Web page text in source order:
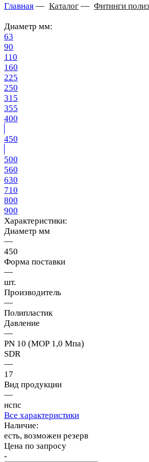
Главная — Каталог— Фитинги
Диаметр мм:
63
90
110
160
225
250
315
355
400
450
500
560
630
710
800
900
Характеристики:
Диаметр мм
—
450
Форма поставки
—
шт.
Производитель
—
Полипластик
Давление
—
PN 10 (МОР 1,0 Мпа)
SDR
—
17
Вид продукции
—
нспс
Все характеристики
Наличие:
есть, возможен резерв
Цена по запросу
-